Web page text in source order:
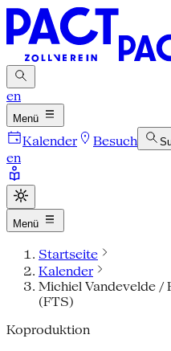
en
Menü
Kalender Besuch
en
Menü
Startseite
Kalender
Michiel Vandevelde /
(FTS)
Koproduktion